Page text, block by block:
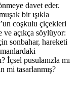
davet eder.
bir ışıkla
coşkulu çiçekleri
ve açıkça söylüyor:
sonbahar, hareketi
İçsel pusulanızla mı
mi tasarlanmış?